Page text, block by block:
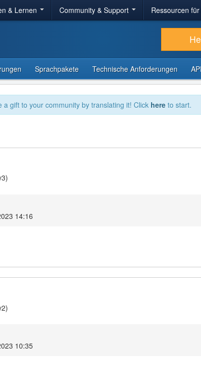
& Lernen Community & Support Ressourcen
Sprachpakete Technische Anforderungen
gift to your community by translating it! Click here to start.
14:16
10:35